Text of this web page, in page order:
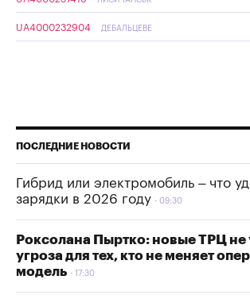
UA4000232904 ДЕБАЛЬЦЕВЕ
ПОСЛЕДНИЕ НОВОСТИ
Гибрид или электромобиль – что
зарядки в 2026 году
09:30
Роксолана Пыртко: новые ТРЦ не
угроза для тех, кто не меняет
модель
17:30